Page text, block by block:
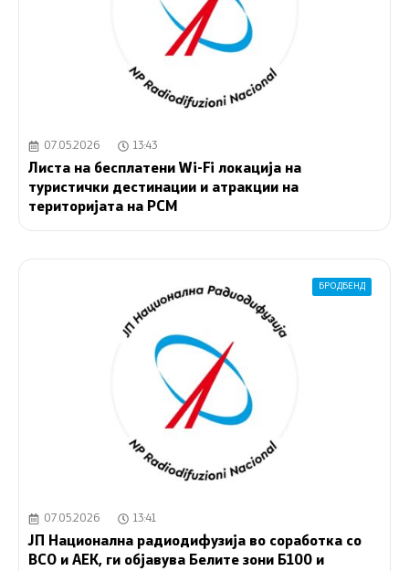
07.05.2026 13:43
Листа на бесплатeни Wi-Fi локација на
туристички дестинации и атракции на
територијата на РСМ
БРОДБЕНД
07.05.2026 13:41
ЈП Национална радиодифузија во соработка со
BCO и АЕК, ги објавува Белите зони Б100 и